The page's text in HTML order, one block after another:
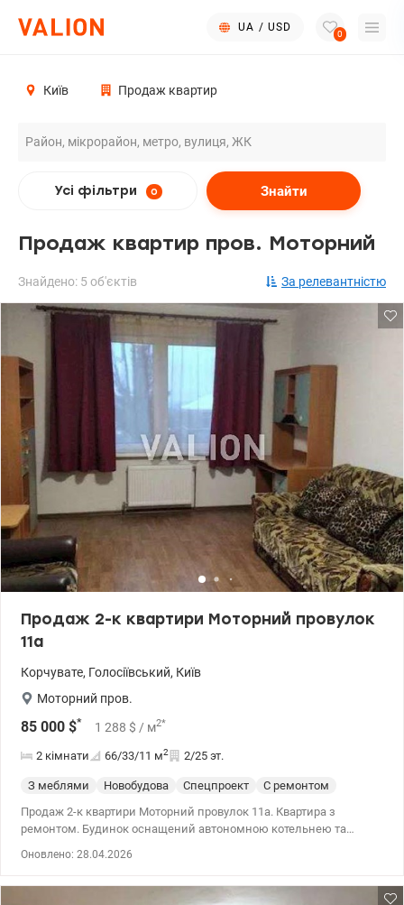
UA / USD
0
Київ Продаж квартир
Усі фільтри 0 Знайти
Продаж квартир пров. Моторний
Знайдено: 5 об'єктів За релевантністю
Продаж 2-к квартири Моторний провулок
11а
Корчувате, Голосіївський, Київ
Моторний пров.
85 000 $* 1 288 $ / м2*
2 кімнати 66/33/11 м2 2/25 эт.
З меблями Новобудова Спецпроект
С ремонтом
Продаж 2-к квартири Моторний провулок 11а. Квартира з
ремонтом. Будинок оснащений автономною котельнею та
дивани, столи, шкафи, базові кухонні меблі, холодильник,
Оновлено: 28.04.2026